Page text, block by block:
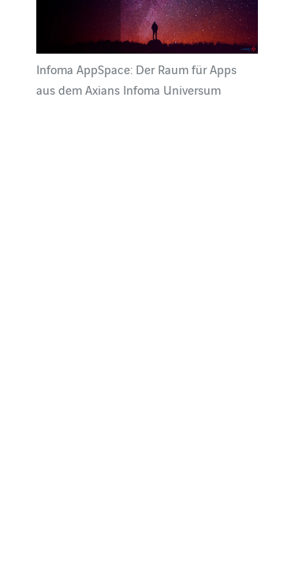
Infoma AppSpace: Der Raum für Apps
aus dem Axians Infoma Universum